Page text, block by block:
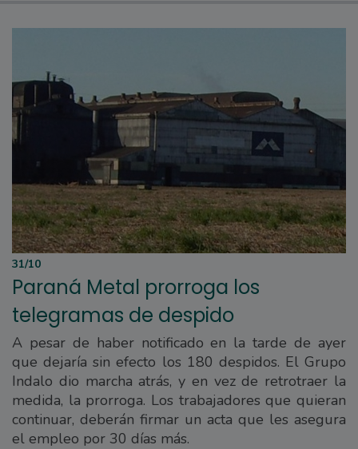
31/10
Paraná Metal prorroga los
telegramas de despido
A pesar de haber notificado en la tarde de ayer
que dejaría sin efecto los 180 despidos. El Grupo
Indalo dio marcha atrás, y en vez de retrotraer la
medida, la prorroga. Los trabajadores que quieran
continuar, deberán firmar un acta que les asegura
el empleo por 30 días más.